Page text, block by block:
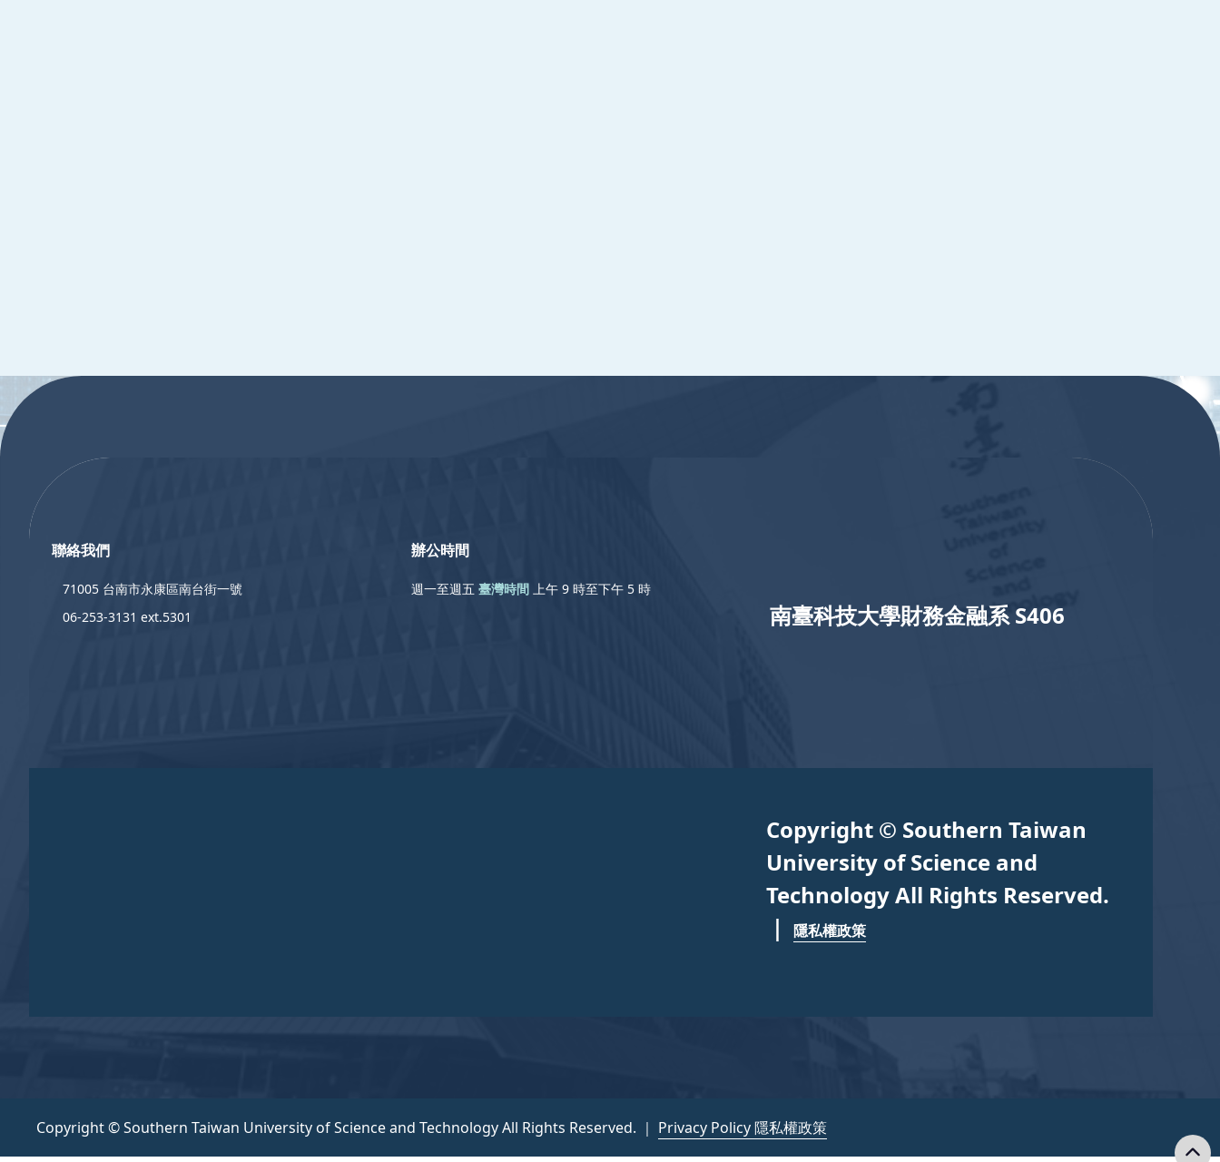
:::
南臺科技大學財務金融系 S406
聯絡我們
71005 台南市永康區南台街一號
06-253-3131 ext.5301
辦公時間
週一至週五 臺灣時間上午 9 時至下午 5 時
Copyright © Southern Taiwan
University of Science and
Technology All Rights Reserved.
｜隱私權政策
Copyright © Southern Taiwan University of Science and Technology All Rights Reserved. ｜ Privacy Policy 隱私權政策